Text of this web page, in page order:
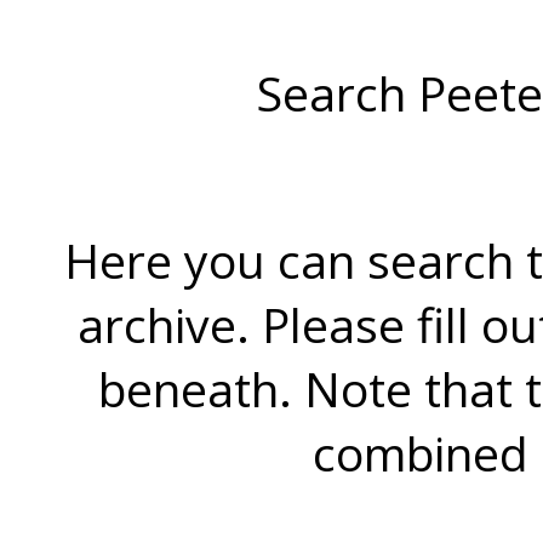
Search
Here you can search
archive. Please fill
beneath. Note that
combined